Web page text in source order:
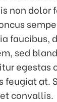
non dolor
faucibus,
sed
egestas
feugiat at.
convallis.